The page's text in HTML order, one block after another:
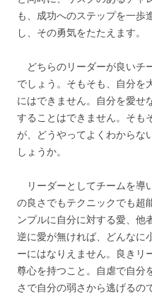
も、成功へのステップを一歩
し、その勇気をたたえます。
どちらのリーダーが良いチ
でしょう。そもそも、自分を
にはできません。自分を愛せ
することはできません。そも
が、どうやってよくわからな
しょうか。
リーダーとしてチームを導
の良さでもテクニックでも超
ンプルに自分に対する愛、他
逆に愛が無ければ、どんなに
ーにはなりえません。良きリ
尊心を持つこと。自虐で自分
さで自分の弱さから逃げるの